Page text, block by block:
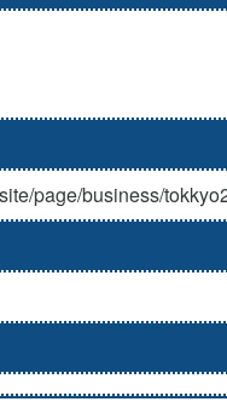
page/business/